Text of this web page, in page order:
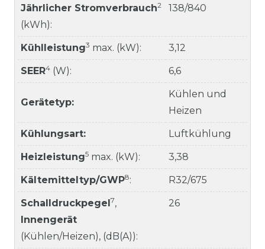
Jährlicher Stromverbrauch2
(kWh):
138/840
Kühlleistung3 max. (kW): 3,12
SEER4 (W): 6,6
Gerätetyp:
Kühlen und
Heizen
Kühlungsart: Luftkühlung
Heizleistung5 max. (kW): 3,38
Kältemitteltyp/GWP8: R32/675
Schalldruckpegel 7,
Innengerät
(Kühlen/Heizen), (dB(A)):
26